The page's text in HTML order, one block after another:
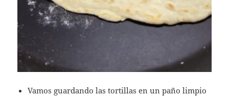
Vamos guardando las tortillas en un paño limpio